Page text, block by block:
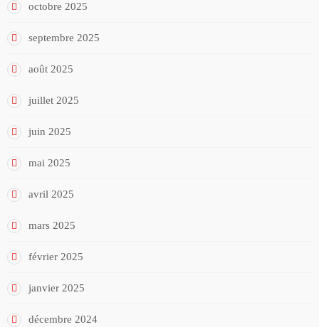
octobre 2025
septembre 2025
août 2025
juillet 2025
juin 2025
mai 2025
avril 2025
mars 2025
février 2025
janvier 2025
décembre 2024